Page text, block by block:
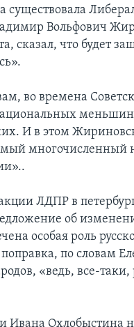
существовала
Вольфович
сказал, что будет
во времена
И в этом
многочисленный
ЛДПР в
об
особая роль
по словам
«ведь, все-
Ивана Охлобыстина